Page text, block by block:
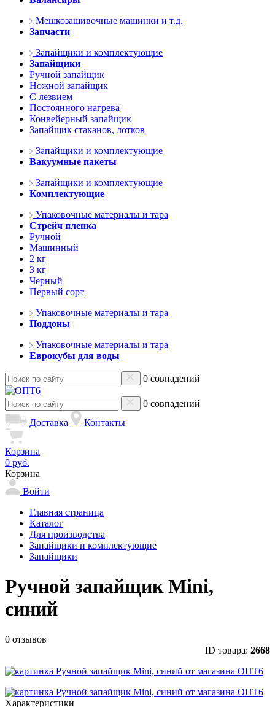
Мешкозашивочные машинки и т.д.
Запчасти
Запайщики и комплектующие
Запайщики
Ручной запайщик
Ножной запайщик
С лезвием
Постоянного нагрева
Конвейерный запайщик
Запайщик стаканов, лотков
Запайщики и комплектующие
Вакуумные пакеты
Запайщики и комплектующие
Комплектующие
Упаковочные материалы и тара
Стрейч пленка
Ручной
Машинный
2 кг
3 кг
Черный
Первый сорт
Упаковочные материалы и тара
Поддоны
Упаковочные материалы и тара
Еврокубы для воды
0 совпадений
0 совпадений
Доставка
Контакты
Корзина
0 руб.
Корзина
Войти
Главная страница
Каталог
Для производства
Запайщики и комплектующие
Запайщики
Ручной запайщик Mini,
синий
0 отзывов
ID товара: 2668
Характеристики